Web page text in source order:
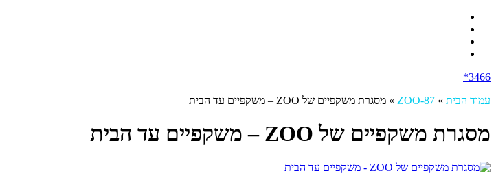
3466*
עמוד הבית »
ZOO-87
» מסגרת משקפיים של ZOO – משקפיים עד הבית
מסגרת משקפיים של ZOO – משקפיים עד הבית